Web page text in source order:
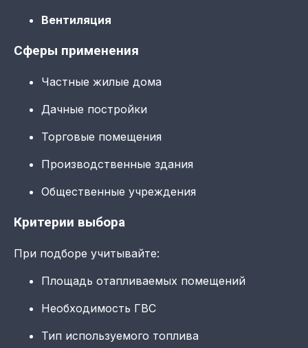
Вентиляция
Сферы применения
Частные жилые дома
Дачные постройки
Торговые помещения
Производственные здания
Общественные учреждения
Критерии выбора
При подборе учитывайте:
Площадь отапливаемых помещений
Необходимость ГВС
Тип используемого топлива